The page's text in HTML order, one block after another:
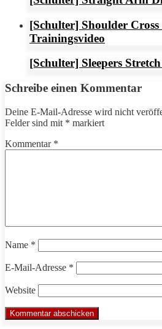
[Schulter] Shoulder
Trainingsvideo
[Schulter] Sleepers
Schreibe einen Kommentar
Deine E-Mail-Adresse wird nicht
Felder sind mit * markiert
Kommentar *
Name *
E-Mail-Adresse *
Website